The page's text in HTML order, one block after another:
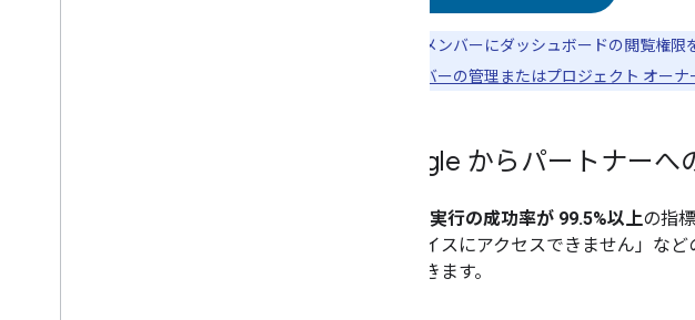
チームメンバーにダッシュボードの閲覧権限
ジェクト メンバーの管理またはプロジェクト オー
Google からパートナーへ
クエリ/実行の成功率が 99.5%以上の指
「デバイスにアクセスできません」な
回避できます。